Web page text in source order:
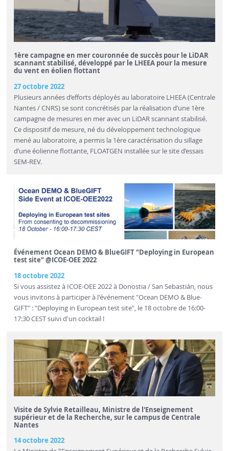
1ère campagne en mer couronnée de succès pour le LiDAR
scannant stabilisé, développé par le LHEEA pour la mesure
du vent en éolien flottant
27 octobre 2022
Plusieurs années d’efforts déployés au laboratoire LHEEA (Centrale
Nantes / CNRS) se sont concrétisés par la réalisation d’une 1ère
campagne de mesures en mer avec un LiDAR scannant stabilisé.
Ce dispositif de mesure, né du développement technologique
mené au laboratoire, a permis la 1ère caractérisation du sillage
d’une éolienne flottante, FLOATGEN installée sur le site d’essais
SEM-REV.
Événement Ocean DEMO & BlueGIFT "Deploying in European
test site" @ICOE-OEE 2022
18 octobre 2022
Si vous assistez à ICOE-OEE 2022 à Donostia / San Sebastián, nous
vous invitons à participer à l'événement "Ocean DEMO & Blue-
GIFT" : "Deploying in European test site", le 18 octobre de 16:00-
17:30 CEST suivi d'un cocktail !
Visite de Sylvie Retailleau, Ministre de l'Enseignement
supérieur et de la Recherche, sur le campus de Centrale
Nantes
14 octobre 2022